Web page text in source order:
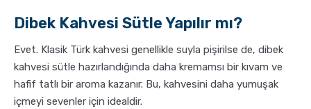
Dibek Kahvesi Sütle Yapılır mı?
Evet. Klasik Türk kahvesi genellikle suyla pişirilse de, dibek
kahvesi sütle hazırlandığında daha kremamsı bir kıvam ve
hafif tatlı bir aroma kazanır. Bu, kahvesini daha yumuşak
içmeyi sevenler için idealdir.